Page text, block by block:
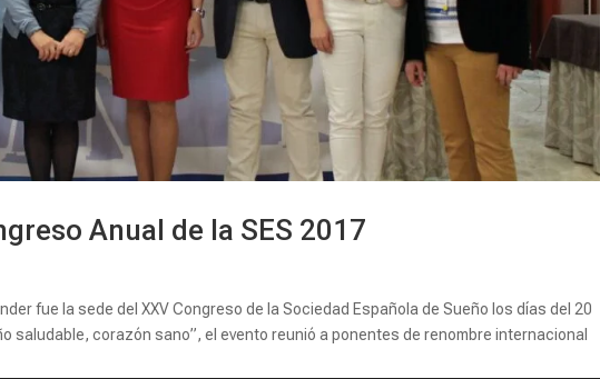
Anual de la SES 2017
fue la sede del XXV Congreso de la Sociedad Española de Sueño los días del 20
saludable, corazón sano”, el evento reunió a ponentes de renombre internacional